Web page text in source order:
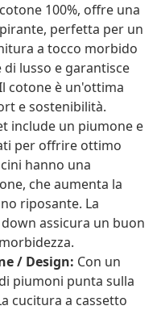
100%, offre una
perfetta per un
a tocco morbido
lusso e garantisce
cotone è un'ottima
e sostenibilità.
include un piumone e
per offrire ottimo
hanno una
che aumenta la
riposante. La
assicura un buon
/ Design: Con un
piumoni punta sulla
cucitura a cassetto